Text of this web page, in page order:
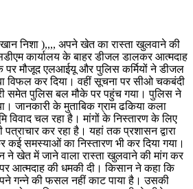
निशा ),,,, अपने खेत का रास्ता खुलवाने की
कार्यालय के बाहर डीजल डालकर आत्मदाह
पर मौजूद एलआईयू और पुलिस कर्मियों ने डीजल
विफल कर दिया। वहीं सूचना पर सीओ चकबंदी
समेत पुलिस बल मौके पर पहुंच गया। पुलिस ने
जानकारी के मुताबिक ग्राम ढकिया कला
विवाद चल रहा है। मांगों के निस्तारण के लिए
पत्राचार कर रहा है। यहां तक प्रशासन द्वारा
कई समस्याओं का निस्तारण भी कर दिया गया।
ने खेत में जाने वाला रास्ता खुलवाने की मांग कर
पर आत्मदाह की धमकी दी। किसान ने कहा कि
गन्ने की फसल नहीं काट पाया है। उसकी